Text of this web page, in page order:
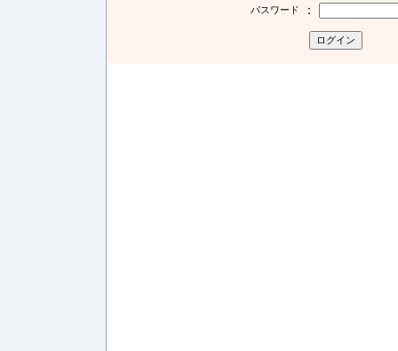
パスワード ：